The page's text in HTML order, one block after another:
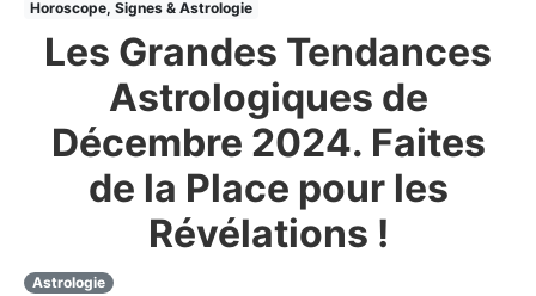
Horoscope, Signes & Astrologie
Les Grandes Tendances
Astrologiques de
Décembre 2024. Faites
de la Place pour les
Révélations !
Astrologie